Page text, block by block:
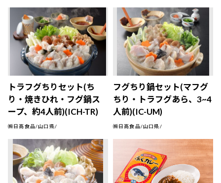
トラフグちりセット(ち
り・焼きひれ・フグ鍋ス
ープ、約4人前)(ICH-TR)
㈱日高食品/山口県/
フグちり鍋セット(マフグ
ちり・トラフグあら、3~4
人前)(IC-UM)
㈱日高食品/山口県/